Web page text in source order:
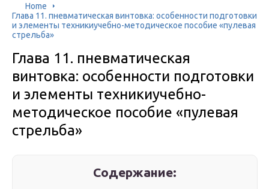
Home
Глава 11. пневматическая винтовка: особенности подготовки
и элементы техникиучебно-методическое пособие «пулевая
стрельба»
Глава 11. пневматическая
винтовка: особенности подготовки
и элементы техникиучебно-
методическое пособие «пулевая
стрельба»
Содержание: